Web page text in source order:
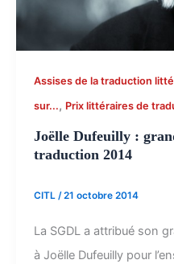
Assises de la traduction
sur..., Prix littéraires de
Joëlle Dufeuilly :
traduction 2014
CITL /21 octobre 2014
La SGDL a attribué son
à Joëlle Dufeuilly pour